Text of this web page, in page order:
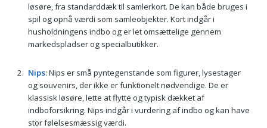
løsøre, fra standarddæk til samlerkort. De kan både bruges i
spil og opnå værdi som samleobjekter. Kort indgår i
husholdningens indbo og er let omsættelige gennem
markedspladser og specialbutikker.
Nips: Nips er små pyntegenstande som figurer, lysestager
og souvenirs, der ikke er funktionelt nødvendige. De er
klassisk løsøre, lette at flytte og typisk dækket af
indboforsikring. Nips indgår i vurdering af indbo og kan have
stor følelsesmæssig værdi.